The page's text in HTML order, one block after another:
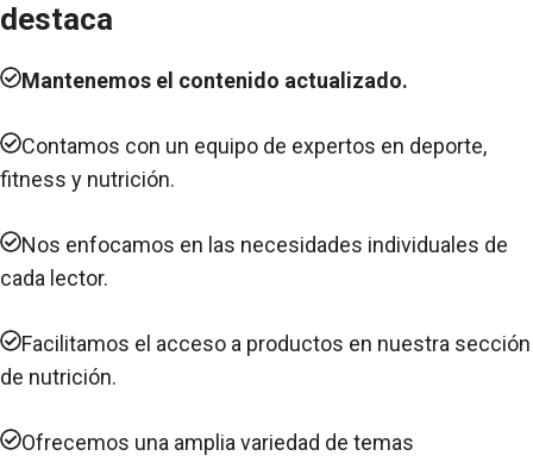
destaca
Mantenemos el contenido actualizado.
Contamos con un equipo de expertos en deporte,
fitness y nutrición.
Nos enfocamos en las necesidades individuales de
cada lector.
Facilitamos el acceso a productos en nuestra sección
de nutrición.
Ofrecemos una amplia variedad de temas